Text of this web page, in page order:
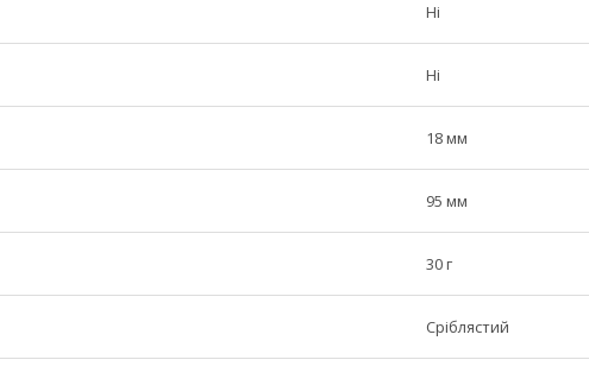
Ні
Ні
18 мм
95 мм
30 г
Сріблястий